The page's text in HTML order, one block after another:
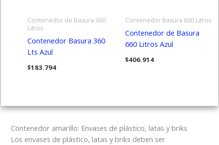
Contenedor de Basura 360
Litros
Contenedor Basura 360
Lts Azul
$183.794
Contenedor Basura 600 Litros
Contenedor de Basura
660 Litros Azul
$406.914
Contenedor amarillo: Envases de plástico, latas y briks
Los envases de plástico, latas y briks deben ser